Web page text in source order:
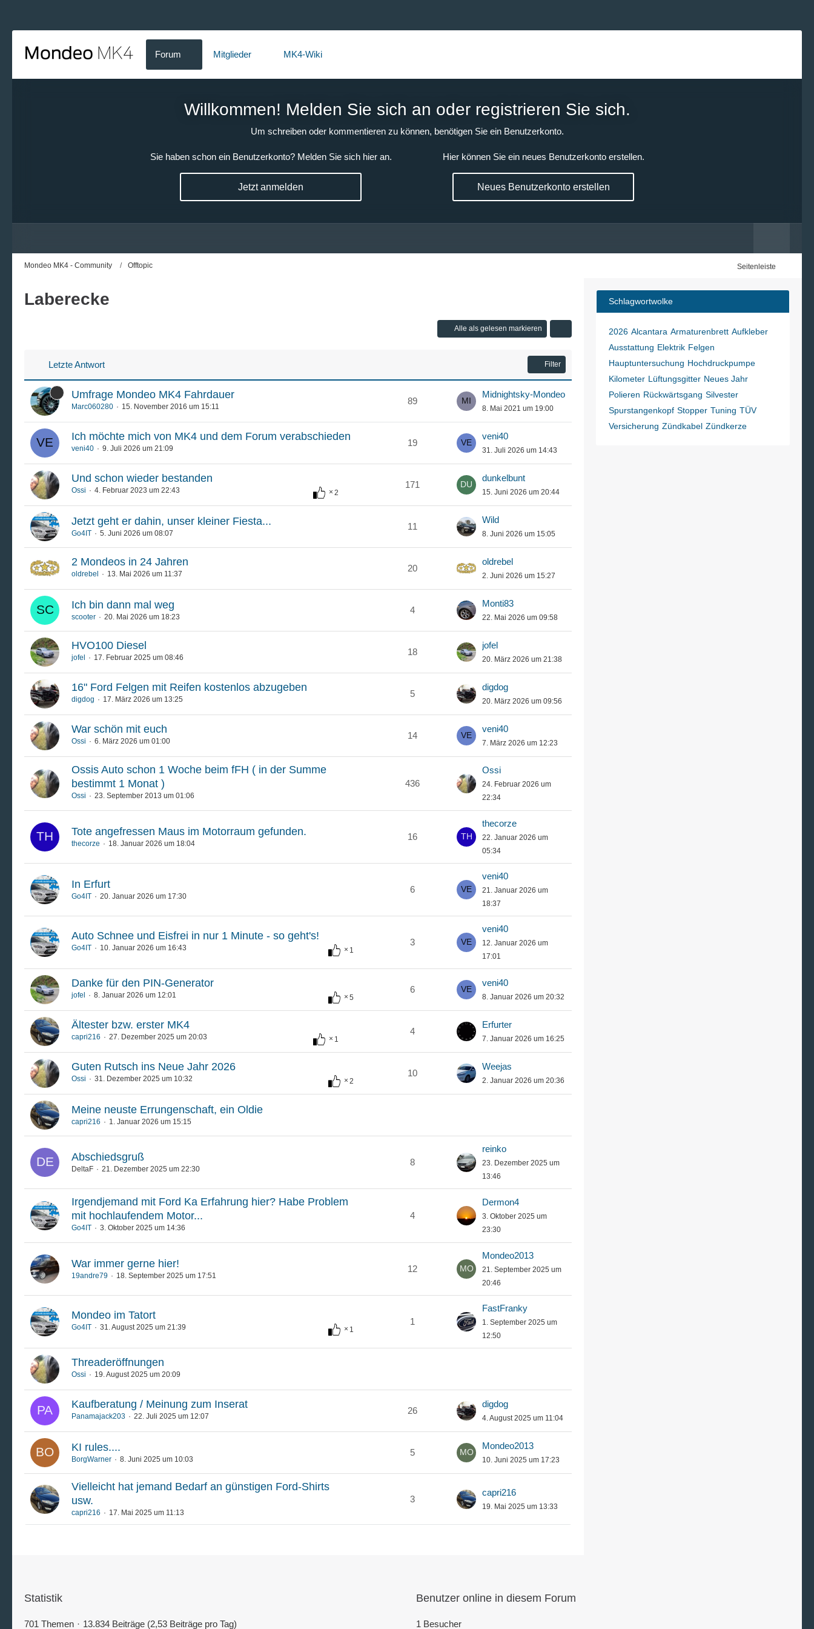
Forum Mitglieder MK4-Wiki
Willkommen! Melden Sie sich an oder registrieren Sie sich.
Um schreiben oder kommentieren zu können, benötigen Sie ein Benutzerkonto.
Sie haben schon ein Benutzerkonto? Melden Sie sich hier an.
Jetzt anmelden
Hier können Sie ein neues Benutzerkonto erstellen.
Neues Benutzerkonto erstellen
Mondeo MK4 - Community Offtopic Seitenleiste
Laberecke
Alle als gelesen markieren
Letzte Antwort Filter
Umfrage Mondeo MK4 Fahrdauer
Marc060280 15. November 2016 um 15:11
89
Midnightsky-Mondeo
8. Mai 2021 um 19:00
Ich möchte mich von MK4 und dem Forum verabschieden
veni40 9. Juli 2026 um 21:09
19
veni40
31. Juli 2026 um 14:43
Und schon wieder bestanden
2
Ossi 4. Februar 2023 um 22:43
171
dunkelbunt
15. Juni 2026 um 20:44
Jetzt geht er dahin, unser kleiner Fiesta...
Go4IT 5. Juni 2026 um 08:07
11
Wild
8. Juni 2026 um 15:05
2 Mondeos in 24 Jahren
oldrebel 13. Mai 2026 um 11:37
20
oldrebel
2. Juni 2026 um 15:27
Ich bin dann mal weg
scooter 20. Mai 2026 um 18:23
4
Monti83
22. Mai 2026 um 09:58
HVO100 Diesel
jofel 17. Februar 2025 um 08:46
18
jofel
20. März 2026 um 21:38
16" Ford Felgen mit Reifen kostenlos abzugeben
digdog 17. März 2026 um 13:25
5
digdog
20. März 2026 um 09:56
War schön mit euch
Ossi 6. März 2026 um 01:00
14
veni40
7. März 2026 um 12:23
Ossis Auto schon 1 Woche beim fFH ( in der Summe
bestimmt 1 Monat )
Ossi 23. September 2013 um 01:06
436
Ossi
24. Februar 2026 um
22:34
Tote angefressen Maus im Motorraum gefunden.
thecorze 18. Januar 2026 um 18:04
16
thecorze
22. Januar 2026 um
05:34
In Erfurt
Go4IT 20. Januar 2026 um 17:30
6
veni40
21. Januar 2026 um
18:37
Auto Schnee und Eisfrei in nur 1 Minute - so geht's!
1
Go4IT 10. Januar 2026 um 16:43
3
veni40
12. Januar 2026 um
17:01
Danke für den PIN-Generator
5
jofel 8. Januar 2026 um 12:01
6
veni40
8. Januar 2026 um 20:32
Ältester bzw. erster MK4
1
capri216 27. Dezember 2025 um 20:03
4
Erfurter
7. Januar 2026 um 16:25
Guten Rutsch ins Neue Jahr 2026
2
Ossi 31. Dezember 2025 um 10:32
10
Weejas
2. Januar 2026 um 20:36
Meine neuste Errungenschaft, ein Oldie
capri216 1. Januar 2026 um 15:15
Abschiedsgruß
DeltaF 21. Dezember 2025 um 22:30
8
reinko
23. Dezember 2025 um
13:46
Irgendjemand mit Ford Ka Erfahrung hier? Habe Problem
mit hochlaufendem Motor...
Go4IT 3. Oktober 2025 um 14:36
4
Dermon4
3. Oktober 2025 um
23:30
War immer gerne hier!
19andre79 18. September 2025 um 17:51
12
Mondeo2013
21. September 2025 um
20:46
Mondeo im Tatort
1
Go4IT 31. August 2025 um 21:39
1
FastFranky
1. September 2025 um
12:50
Threaderöffnungen
Ossi 19. August 2025 um 20:09
Kaufberatung / Meinung zum Inserat
Panamajack203 22. Juli 2025 um 12:07
26
digdog
4. August 2025 um 11:04
KI rules....
BorgWarner 8. Juni 2025 um 10:03
5
Mondeo2013
10. Juni 2025 um 17:23
Vielleicht hat jemand Bedarf an günstigen Ford-Shirts
usw.
capri216 17. Mai 2025 um 11:13
3
capri216
19. Mai 2025 um 13:33
Schlagwortwolke
2026 Alcantara Armaturenbrett Aufkleber
Ausstattung Elektrik Felgen
Hauptuntersuchung Hochdruckpumpe
Kilometer Lüftungsgitter Neues Jahr
Polieren Rückwärtsgang Silvester
Spurstangenkopf Stopper Tuning TÜV
Versicherung Zündkabel Zündkerze
Statistik
701 Themen 13.834 Beiträge (2,53 Beiträge pro Tag)
Benutzer online in diesem Forum
1 Besucher